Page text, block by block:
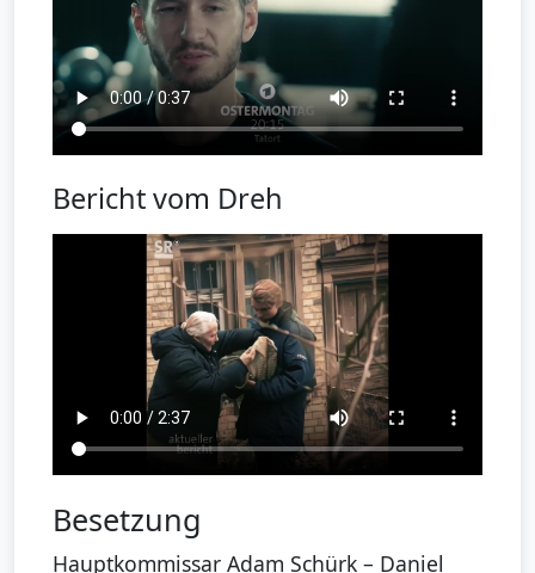
Bericht vom Dreh
Besetzung
Hauptkommissar Adam Schürk – Daniel